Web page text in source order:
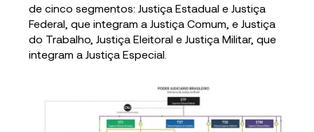
de cinco segmentos: Justiça Estadual e Justiça
Federal, que integram a Justiça Comum, e Justiça
do Trabalho, Justiça Eleitoral e Justiça Militar, que
integram a Justiça Especial.